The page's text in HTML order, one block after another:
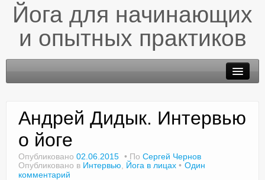
Йога для начинающих
и опытных практиков
Доктор Чернов
Андрей Дидык. Интервью
о йоге
Опубликовано 02.06.2015 По Сергей Чернов
Опубликовано в Интервью Йога в лицах
Один
комментарий